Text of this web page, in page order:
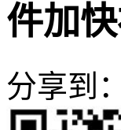
件加
分享到：